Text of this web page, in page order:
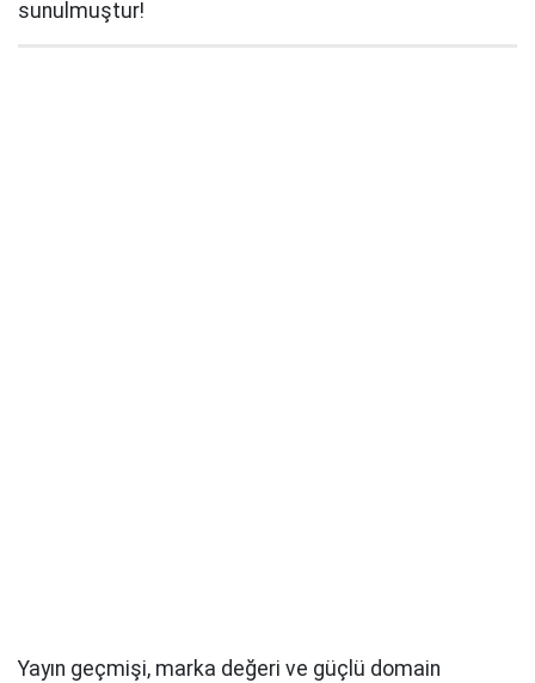
sunulmuştur!
Yayın geçmişi, marka değeri ve güçlü domain